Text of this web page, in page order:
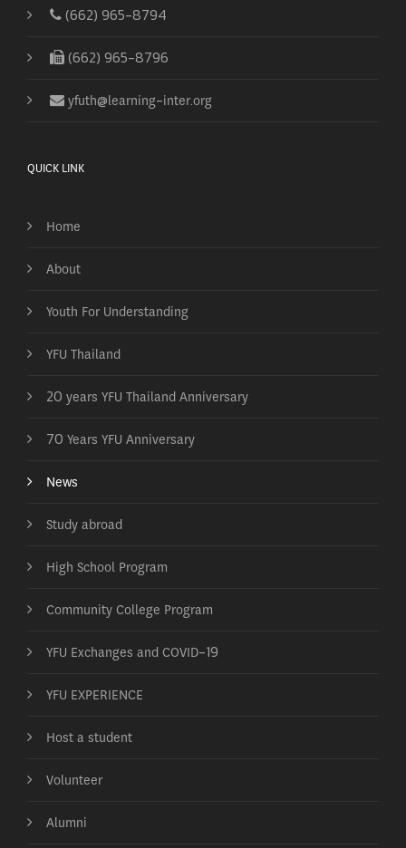
(662) 965-8794
(662) 965-8796
yfuth@learning-inter.org
QUICK LINK
Home
About
Youth For Understanding
YFU Thailand
20 years YFU Thailand Anniversary
70 Years YFU Anniversary
News
Study abroad
High School Program
Community College Program
YFU Exchanges and COVID-19
YFU EXPERIENCE
Host a student
Volunteer
Alumni